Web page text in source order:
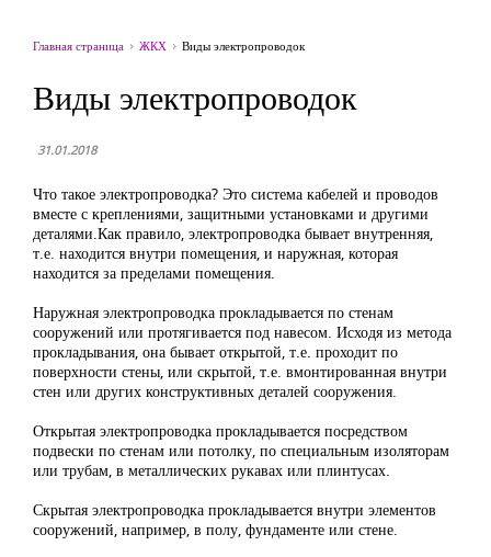
Главная страница ЖКХ Виды электропроводок
Виды электропроводок
31.01.2018
Что такое электропроводка? Это система кабелей и проводов
вместе с креплениями, защитными установками и другими
деталями.Как правило, электропроводка бывает внутренняя,
т.е. находится внутри помещения, и наружная, которая
находится за пределами помещения.
Наружная электропроводка прокладывается по стенам
сооружений или протягивается под навесом. Исходя из метода
прокладывания, она бывает открытой, т.е. проходит по
поверхности стены, или скрытой, т.е. вмонтированная внутри
стен или других конструктивных деталей сооружения.
Открытая электропроводка прокладывается посредством
подвески по стенам или потолку, по специальным изоляторам
или трубам, в металлических рукавах или плинтусах.
Скрытая электропроводка прокладывается внутри элементов
сооружений, например, в полу, фундаменте или стене.